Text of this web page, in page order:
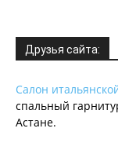
Друзья сайта:
Салон
спальный
Астане.